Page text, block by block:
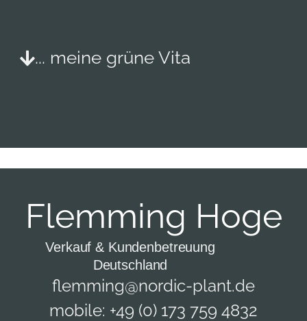
... meine grüne Vita
Flemming Hoge
Verkauf & Kundenbetreuung
Deutschland
flemming@nordic-plant.de
mobile: +49 (0) 173 759 4832